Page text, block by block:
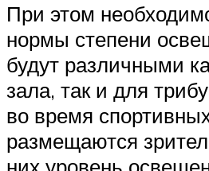
При этом
нормы степени
будут различными
зала, так и для
во время
размещаются